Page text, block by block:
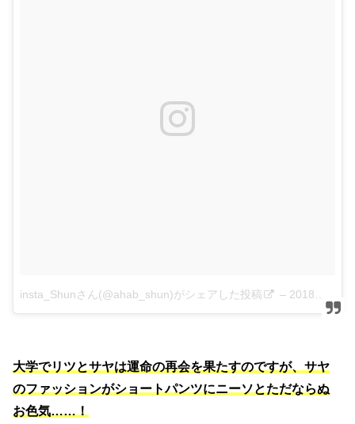
insta_Shunさん(@ahab_shun)がシェアした投稿 – 2018年 6月月4日午後9時31分PDT
大学でリツとサヤは運命の再会を果たすのですが、サヤ
のファッションがショートパンツにニーソとただならぬ
お色気……！